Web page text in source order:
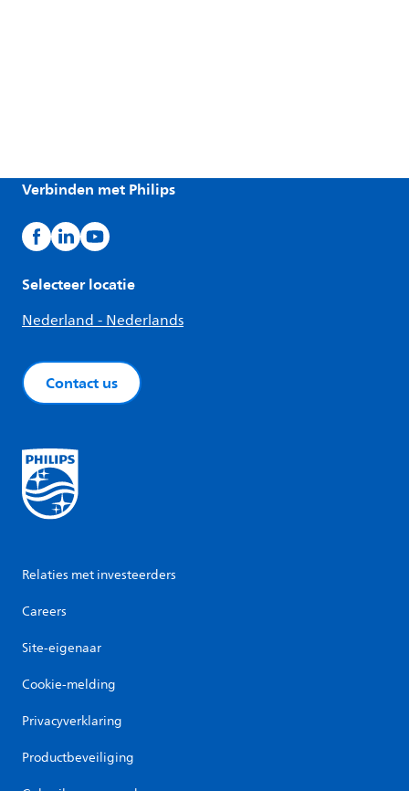
Verbinden met Philips
Selecteer locatie
Nederland - Nederlands
Contact us
Relaties met investeerders
Careers
Site-eigenaar
Cookie-melding
Privacyverklaring
Productbeveiliging